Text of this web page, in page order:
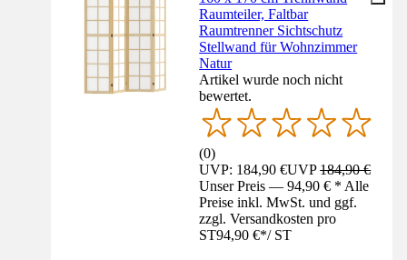
Raumteiler, Faltbar
Raumtrenner Sichtschutz
Stellwand für Wohnzimmer
Natur
Artikel wurde noch nicht
bewertet.
(0)
UVP: 184,90 €UVP184,90 €
Unser Preis — 94,90 € * Alle
Preise inkl. MwSt. und ggf.
zzgl. Versandkosten pro
ST94,90 €*/ ST